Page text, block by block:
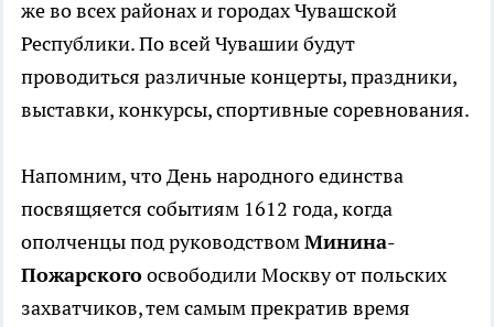
же во всех районах и городах Чувашской
Республики. По всей Чувашии будут
проводиться различные концерты, праздники,
выставки, конкурсы, спортивные соревнования.
Напомним, что День народного единства
посвящяется событиям 1612 года, когда
ополченцы под руководствомМинина-
Пожарскогоосвободили Москву от польских
захватчиков, тем самым прекратив время